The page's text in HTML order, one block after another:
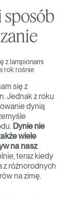
z lampionami
rok rośnie
się z
Jednak z roku
dynią
Dynie nie
wiele
na nasz
teraz kiedy
z różnorodnych
na zimę.